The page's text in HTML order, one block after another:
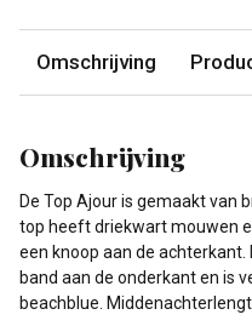
Omschrijving
Omschrijving
De Top Ajour is gemaakt van
top heeft driekwart mouwen
een knoop aan de
band aan de onderkant en is
beachblue.